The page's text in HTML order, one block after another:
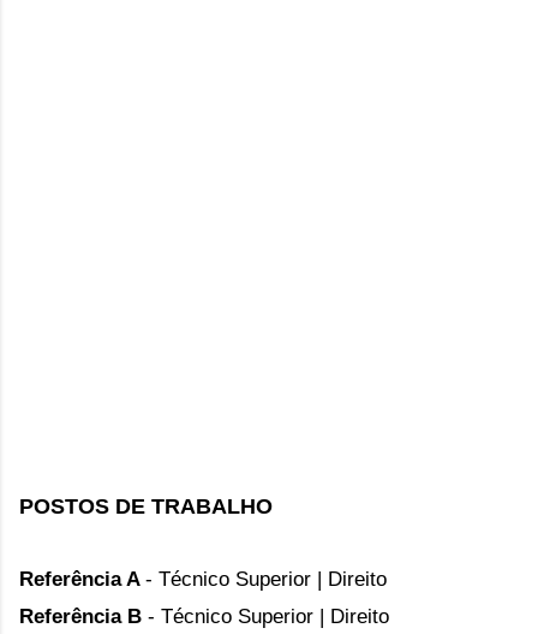
POSTOS DE TRABALHO
Referência A - Técnico Superior | Direito
Referência B - Técnico Superior | Direito